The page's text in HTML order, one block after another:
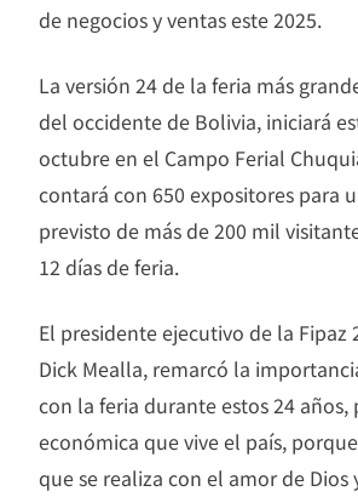
de negocios y ventas este 2025.
La versión 24 de la feria más
del occidente de Bolivia, iniciará
octubre en el Campo Ferial
contará con 650 expositores para
previsto de más de 200 mil
12 días de feria.
El presidente ejecutivo de la Fipaz
Dick Mealla, remarcó la
con la feria durante estos 24 años,
económica que vive el país,
que se realiza con el amor de Dios